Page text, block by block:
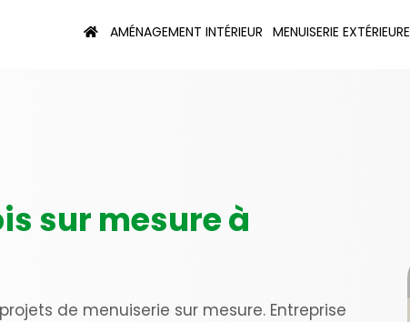
AMÉNAGEMENT INTÉRIEUR MENUISERIE EXTÉRIEURE
sur mesure à
de menuiserie sur mesure. Entreprise